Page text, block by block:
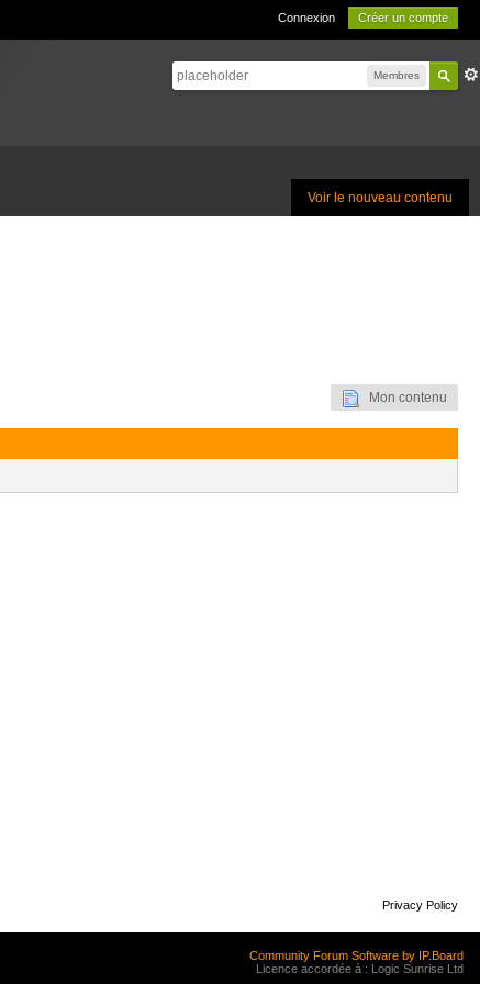
Connexion Créer un compte
Membres
Voir le nouveau contenu
Mon contenu
Privacy Policy
Community Forum Software by IP.Board
Licence accordée à : Logic Sunrise Ltd